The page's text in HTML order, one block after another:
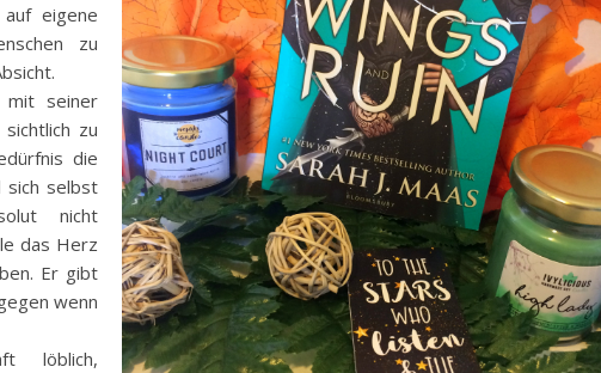
eigene
zu
seiner
zu
die
sich selbst
nicht
das Herz
Er gibt
wenn
löblich,